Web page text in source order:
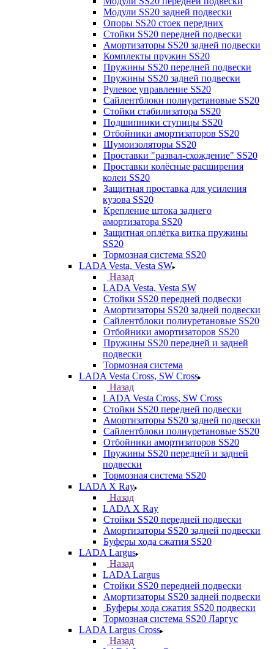
Модули SS20 задней подвески
Опоры SS20 стоек передних
Стойки SS20 передней подвески
Амортизаторы SS20 задней подвески
Комплекты пружин SS20
Пружины SS20 передней подвески
Пружины SS20 задней подвески
Рулевое управление SS20
Сайлентблоки полиуретановые SS20
Стойки стабилизатора SS20
Подшипники ступицы SS20
Отбойники амортизаторов SS20
Шумоизоляторы SS20
Проставки "развал-схождение" SS20
Проставки колёсные расширения
колеи SS20
Защитная проставка для усиления
кузова SS20
Крепление штока заднего
амортизатора SS20
Защитная оплётка витка пружины
SS20
Тормозная система SS20
LADA Vesta, Vesta SW
Назад
LADA Vesta, Vesta SW
Стойки SS20 передней подвески
Амортизаторы SS20 задней подвески
Сайлентблоки полиуретановые SS20
Отбойники амортизаторов SS20
Пружины SS20 передней и задней
подвески
Тормозная система
LADA Vesta Cross, SW Cross
Назад
LADA Vesta Cross, SW Cross
Стойки SS20 передней подвески
Амортизаторы SS20 задней подвески
Сайлентблоки полиуретановые SS20
Отбойники амортизаторов SS20
Пружины SS20 передней и задней
подвески
Тормозная система SS20
LADA X Ray
Назад
LADA X Ray
Стойки SS20 передней подвески
Амортизаторы SS20 задней подвески
Буферы хода сжатия SS20
LADA Largus
Назад
LADA Largus
Стойки SS20 передней подвески
Амортизаторы SS20 задней подвески
Буферы хода сжатия SS20 подвески
Тормозная система SS20 Ларгус
LADA Largus Cross
Назад